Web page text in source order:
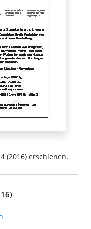
(2016) erschienen.